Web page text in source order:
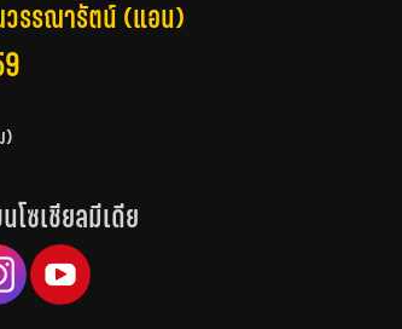
รรณารัตน์ (แอน)
)
ซเชียลมีเดีย